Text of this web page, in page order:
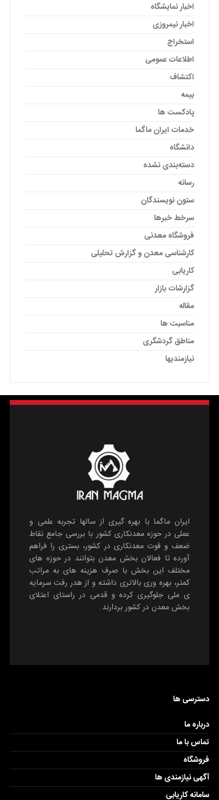
اخبار نمایشگاه
اخبار نیمروزی
استخراج
اطلاعات عمومی
اکتشاف
بیمه
پادکست ها
خدمات ایران ماگما
دانشگاه
دسته‌بندی نشده
رسانه
ستون نویسندگان
سرخط خبرها
فروشگاه معدنی
کارشناسی معدن و گزارش تحلیلی
کاریابی
گزارشات بازار
مقاله
مناسبت ها
مناطق گردشگری
نیازمندیها
ایران ماگما با بهره گیری از سالها تجربه علمی و
عملی در حوزه معدنکاری کشور با بررسی جامع نقاط
ضعف و قوت معدنکاری در کشور، بستری را فراهم
آورده تا فعالان بخش معدن بتوانند در حوزه های
مختلف این بخش با صرف هزینه های به مراتب
کمتر، بهره وری بالاتری داشته و از هدر رفت سرمایه
ی ملی جلوگیری کرده و قدمی در راستای اعتلای
بخش معدن در کشور بردارند.
دسترسی ها
درباره ما
تماس با ما
فروشگاه
آگهی نیازمندی ها
سامانه کاریابی